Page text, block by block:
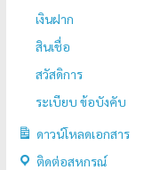
เงินฝาก
สินเชื่อ
สวัสดิการ
ระเบียบ ข้อบังคับ
ดาวน์โหลดเอกสาร
ติดต่อสหกรณ์